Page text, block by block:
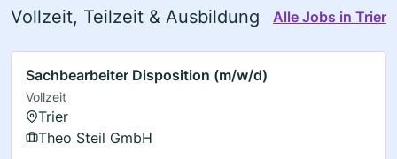
Vollzeit, Teilzeit & Ausbildung Alle Jobs in Trier
Sachbearbeiter Disposition (m/w/d)
Vollzeit
Trier
Theo Steil GmbH